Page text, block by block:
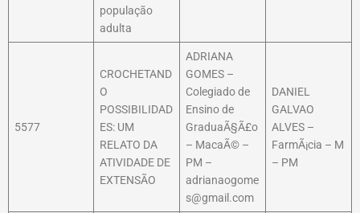
população
adulta
5577
CROCHETAND
O
POSSIBILIDAD
ES: UM
RELATO DA
ATIVIDADE DE
EXTENSÃO
ADRIANA
GOMES –
Colegiado de
Ensino de
GraduaÃ§Ã£o
– MacaÃ© –
PM –
adrianaogome
s@gmail.com
DANIEL
GALVAO
ALVES –
FarmÃ¡cia – M
– PM